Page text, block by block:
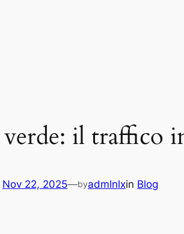
il traffico
Nov 22, 2025—byadmlnlxin Blog